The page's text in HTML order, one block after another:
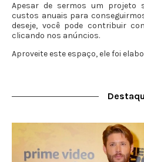
Apesar de sermos um projeto
custos anuais para
deseje, você pode contribuir
clicando nos anúncios.
Aproveite este espaço, ele foi